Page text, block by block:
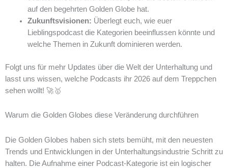
auf den begehrten Golden Globe hat.
Zukunftsvisionen: Überlegt euch, wie euer
Lieblingspodcast die Kategorien beeinflussen könnte und
welche Themen in Zukunft dominieren werden.
Folgt uns für mehr Updates über die Welt der Unterhaltung und
lasst uns wissen, welche Podcasts ihr 2026 auf dem Treppchen
sehen wollt! 🚀🥇
Warum die Golden Globes diese Veränderung durchführen
Die Golden Globes haben sich stets bemüht, mit den neuesten
Trends und Entwicklungen in der Unterhaltungsindustrie Schritt zu
halten. Die Aufnahme einer Podcast-Kategorie ist ein logischer